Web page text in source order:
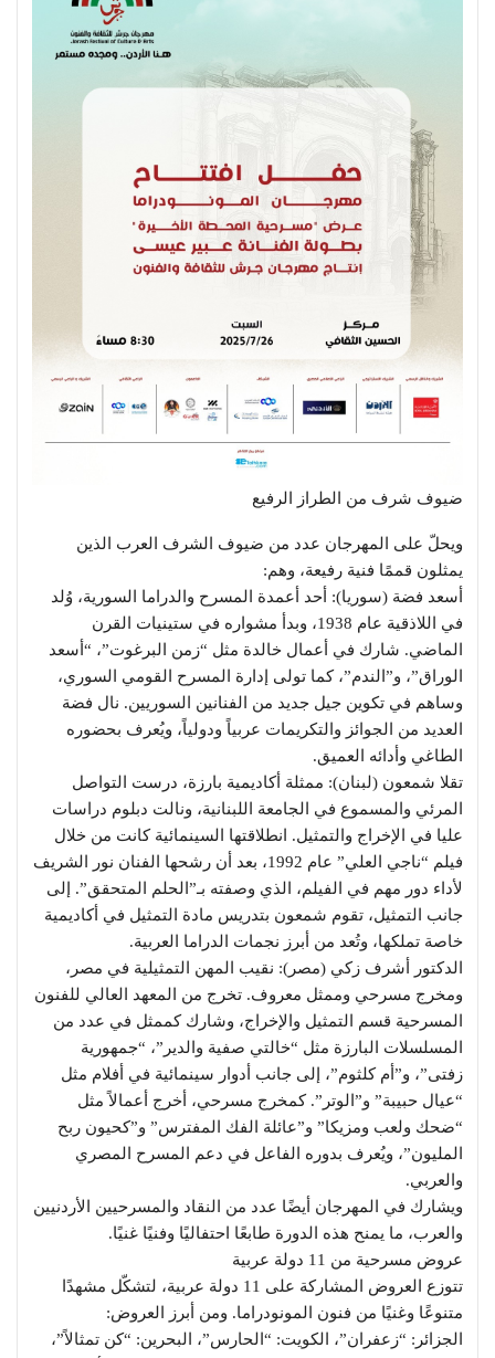
ضيوف شرف من الطراز الرفيع
ويحلّ على المهرجان عدد من ضيوف الشرف العرب الذين
يمثلون قممًا فنية رفيعة، وهم:
أسعد فضة (سوريا): أحد أعمدة المسرح والدراما السورية، وُلد
في اللاذقية عام 1938، وبدأ مشواره في ستينيات القرن
الماضي. شارك في أعمال خالدة مثل “زمن البرغوت”، “أسعد
الوراق”، و”الندم”، كما تولى إدارة المسرح القومي السوري،
وساهم في تكوين جيل جديد من الفنانين السوريين. نال فضة
العديد من الجوائز والتكريمات عربياً ودولياً، ويُعرف بحضوره
الطاغي وأدائه العميق.
تقلا شمعون (لبنان): ممثلة أكاديمية بارزة، درست التواصل
المرئي والمسموع في الجامعة اللبنانية، ونالت دبلوم دراسات
عليا في الإخراج والتمثيل. انطلاقتها السينمائية كانت من خلال
فيلم “ناجي العلي” عام 1992، بعد أن رشحها الفنان نور الشريف
لأداء دور مهم في الفيلم، الذي وصفته بـ”الحلم المتحقق”. إلى
جانب التمثيل، تقوم شمعون بتدريس مادة التمثيل في أكاديمية
خاصة تملكها، وتُعد من أبرز نجمات الدراما العربية.
الدكتور أشرف زكي (مصر): نقيب المهن التمثيلية في مصر،
ومخرج مسرحي وممثل معروف. تخرج من المعهد العالي للفنون
المسرحية قسم التمثيل والإخراج، وشارك كممثل في عدد من
المسلسلات البارزة مثل “خالتي صفية والدير”، “جمهورية
زفتى”، و”أم كلثوم”، إلى جانب أدوار سينمائية في أفلام مثل
“عيال حبيبة” و”الوتر”. كمخرج مسرحي، أخرج أعمالاً مثل
“ضحك ولعب ومزيكا” و”عائلة الفك المفترس” و”كحيون ربح
المليون”، ويُعرف بدوره الفاعل في دعم المسرح المصري
والعربي.
ويشارك في المهرجان أيضًا عدد من النقاد والمسرحيين الأردنيين
والعرب، ما يمنح هذه الدورة طابعًا احتفاليًا وفنيًا غنيًا.
عروض مسرحية من 11 دولة عربية
تتوزع العروض المشاركة على 11 دولة عربية، لتشكّل مشهدًا
متنوعًا وغنيًا من فنون المونودراما. ومن أبرز العروض:
الجزائر: “زعفران”، الكويت: “الحارس”، البحرين: “كن تمثالاً”،